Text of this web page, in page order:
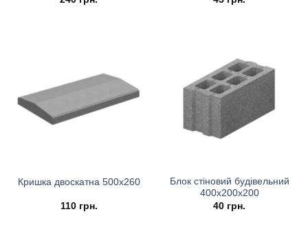
Кришка двоскатна 500х260
110 грн.
Блок стіновий будівельний
400х200х200
40 грн.